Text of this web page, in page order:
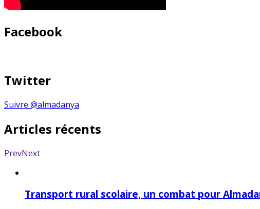
Facebook
Twitter
Suivre @almadanya
Articles récents
PrevNext
Transport rural scolaire, un combat pour